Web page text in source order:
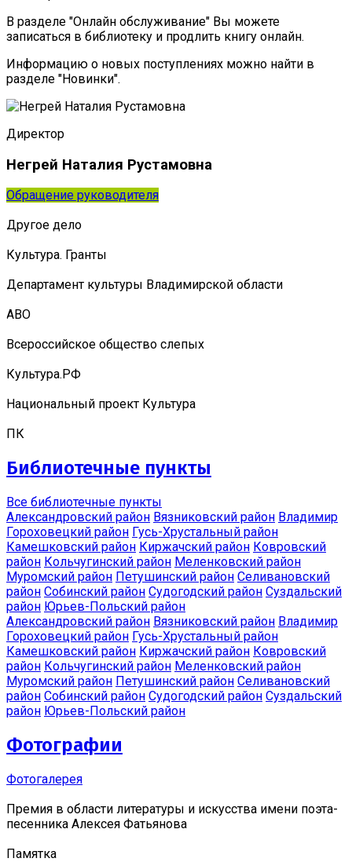
В разделе "Онлайн обслуживание" Вы можете
записаться в библиотеку и продлить книгу онлайн.
Информацию о новых поступлениях можно найти в
разделе "Новинки".
Директор
Негрей Наталия Рустамовна
Обращение руководителя
Другое дело
Культура. Гранты
Департамент культуры Владимирской области
АВО
Всероссийское общество слепых
Культура.РФ
Национальный проект Культура
ПК
Библиотечные пункты
Все библиотечные пункты
Александровский район Вязниковский район Владимир
Гороховецкий район Гусь-Хрустальный район
Камешковский район Киржачский район Ковровский
район Кольчугинский район Меленковский район
Муромский район Петушинский район Селивановский
район Собинский район Судогодский район Суздальский
район Юрьев-Польский район
Александровский район Вязниковский район Владимир
Гороховецкий район Гусь-Хрустальный район
Камешковский район Киржачский район Ковровский
район Кольчугинский район Меленковский район
Муромский район Петушинский район Селивановский
район Собинский район Судогодский район Суздальский
район Юрьев-Польский район
Фотографии
Фотогалерея
Премия в области литературы и искусства имени поэта-
песенника Алексея Фатьянова
Памятка